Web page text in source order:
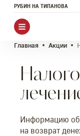
РУБИН НА ТИПАНОВА
Главная Акции
Информацию об
на возврат